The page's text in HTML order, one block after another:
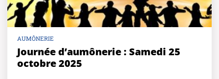
AUMÔNERIE
Journée d’aumônerie : Samedi 25
octobre 2025